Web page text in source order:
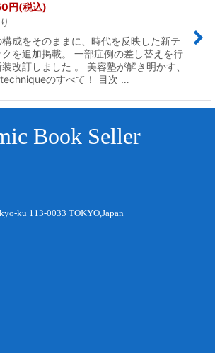
円(税込)
構成をそのままに、時代を反映した新テ
クを追加掲載。 一部症例の差し替えを行
装改訂しました 。 美容塾が解き明かす、
のすべて！ 目次 …
Book Seller
ku 113-0033 TOKYO,Japan